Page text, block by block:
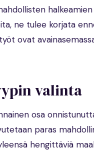
ne tulee korjata
ovat
valinta
osa
paras
hengittäviä